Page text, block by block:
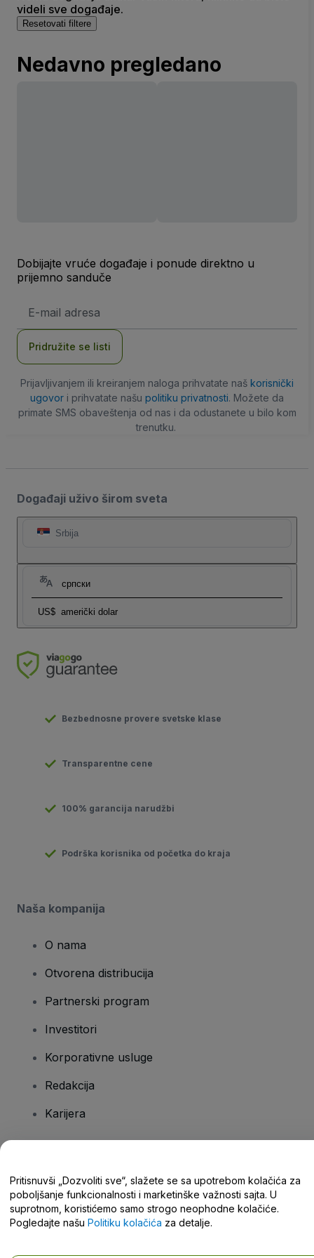
videli sve događaje.
Resetovati filtere
Nedavno pregledano
Dobijajte vruće događaje i ponude direktno u
prijemno sanduče
mail
Pridružite se listi
Prijavljivanjem ili kreiranjem naloga prihvatate naš korisnički
ugovor i prihvatate našu politiku privatnosti. Možete da
primate SMS obaveštenja od nas i da odustanete u bilo kom
trenutku.
Događaji uživo širom sveta
Srbija
српски
US$ američki dolar
Bezbednosne provere svetske klase
Transparentne cene
100% garancija narudžbi
Podrška korisnika od početka do kraja
Naša kompanija
O nama
Otvorena distribucija
Partnerski program
Investitori
Korporativne usluge
Redakcija
Karijera
Centar za pomoć / Kontaktirajte nas
Pritisnuvši „Dozvoliti sve“, slažete se sa upotrebom kolačića za
poboljšanje funkcionalnosti i marketinške važnosti sajta. U
suprotnom, koristićemo samo strogo neophodne kolačiće.
Pogledajte našu Politiku kolačića za detalje.